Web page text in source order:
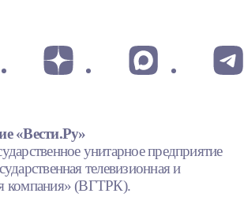
«Вести.Ру»
унитарное предприятие
телевизионная и
компания» (ВГТРК).